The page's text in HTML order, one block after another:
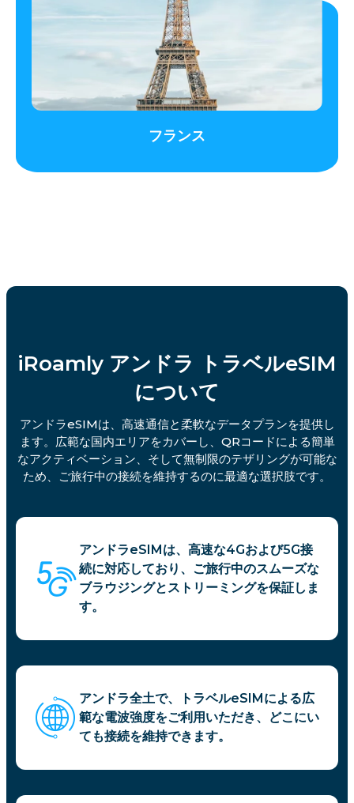
フランス
iRoamly アンドラ トラベルeSIM
について
アンドラeSIMは、高速通信と柔軟なデータプランを提供し
ます。広範な国内エリアをカバーし、QRコードによる簡単
なアクティベーション、そして無制限のテザリングが可能な
ため、ご旅行中の接続を維持するのに最適な選択肢です。
アンドラeSIMは、高速な4Gおよび5G接
続に対応しており、ご旅行中のスムーズな
ブラウジングとストリーミングを保証しま
す。
アンドラ全土で、トラベルeSIMによる広
範な電波強度をご利用いただき、どこにい
ても接続を維持できます。